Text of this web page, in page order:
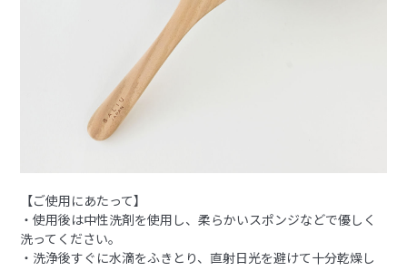
【ご使用にあたって】
・使用後は中性洗剤を使用し、柔らかいスポンジなどで優しく
洗ってください。
・洗浄後すぐに水滴をふきとり、直射日光を避けて十分乾燥し